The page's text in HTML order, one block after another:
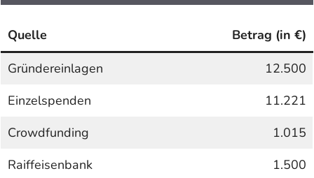
Quelle
Betrag (in €)
Gründereinlagen
12.500
Einzelspenden
11.221
Crowdfunding
1.015
Raiffeisenbank
1.500